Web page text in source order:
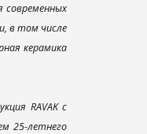
современных
в том числе
керамика
RAVAK с
25-летнего